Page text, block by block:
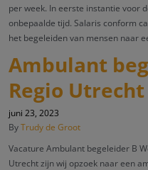
per week. In eerste instantie voor
onbepaalde tijd. Salaris conform
het begeleiden van mensen naar
Ambulant
Regio Utrecht
juni 23, 2023
ByTrudy de Groot
Vacature Ambulant begeleider B
Utrecht zijn wij opzoek naar een